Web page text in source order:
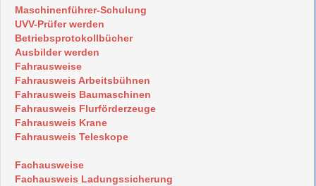
Maschinenführer-Schulung
UVV-Prüfer werden
Betriebsprotokollbücher
Ausbilder werden
Fahrausweise
Fahrausweis Arbeitsbühnen
Fahrausweis Baumaschinen
Fahrausweis Flurförderzeuge
Fahrausweis Krane
Fahrausweis Teleskope
Fachausweise
Fachausweis Ladungssicherung